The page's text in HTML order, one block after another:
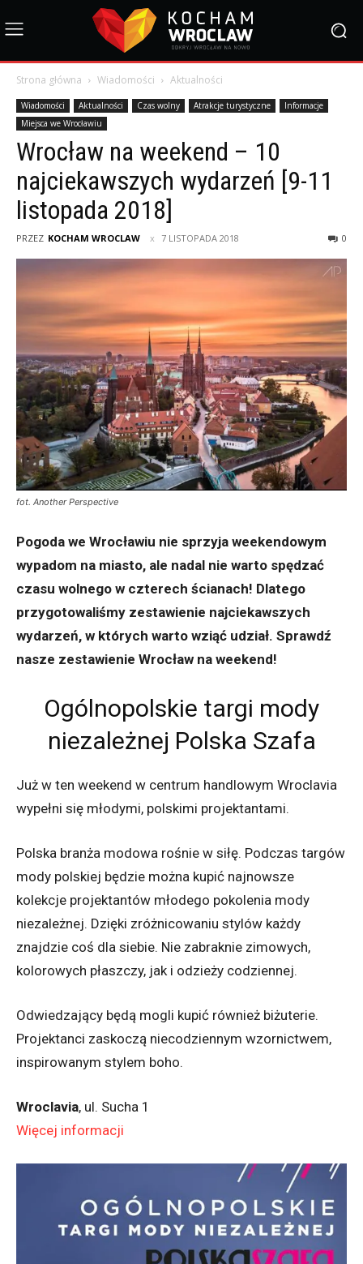
Strona główna Wiadomości Aktualności
Wiadomości Aktualności Czas wolny Atrakcje turystyczne
Informacje
Miejsca we Wrocławiu
Wrocław na weekend – 10
najciekawszych wydarzeń [9-11
listopada 2018]
PRZEZ KOCHAM WROCLAW 7 LISTOPADA 2018 0
fot. Another Perspective
Pogoda we Wrocławiu nie sprzyja weekendowym
wypadom na miasto, ale nadal nie warto spędzać
czasu wolnego w czterech ścianach! Dlatego
przygotowaliśmy zestawienie najciekawszych
wydarzeń, w których warto wziąć udział. Sprawdź
nasze zestawienie Wrocław na weekend!
Ogólnopolskie targi mody
niezależnej Polska Szafa
Już w ten weekend w centrum handlowym Wroclavia
wypełni się młodymi, polskimi projektantami.
Polska branża modowa rośnie w siłę. Podczas targów
mody polskiej będzie można kupić najnowsze
kolekcje projektantów młodego pokolenia mody
niezależnej. Dzięki zróżnicowaniu stylów każdy
znajdzie coś dla siebie. Nie zabraknie zimowych,
kolorowych płaszczy, jak i odzieży codziennej.
Odwiedzający będą mogli kupić również biżuterie.
Projektanci zaskoczą niecodziennym wzornictwem,
inspirowanym stylem boho.
Wroclavia, ul. Sucha 1
Więcej informacji